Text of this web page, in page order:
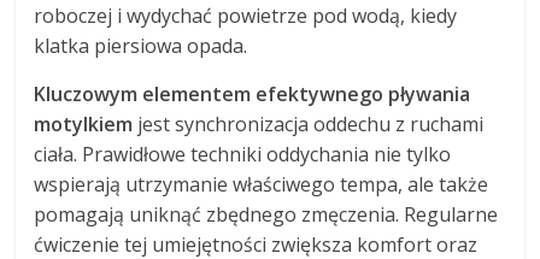
roboczej i wydychać powietrze pod wodą, kiedy
klatka piersiowa opada.
Kluczowym elementem efektywnego pływania
motylkiem jest synchronizacja oddechu z ruchami
ciała. Prawidłowe techniki oddychania nie tylko
wspierają utrzymanie właściwego tempa, ale także
pomagają uniknąć zbędnego zmęczenia. Regularne
ćwiczenie tej umiejętności zwiększa komfort oraz